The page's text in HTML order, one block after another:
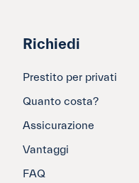
Richiedi
Prestito per privati
Quanto costa?
Assicurazione
Vantaggi
FAQ